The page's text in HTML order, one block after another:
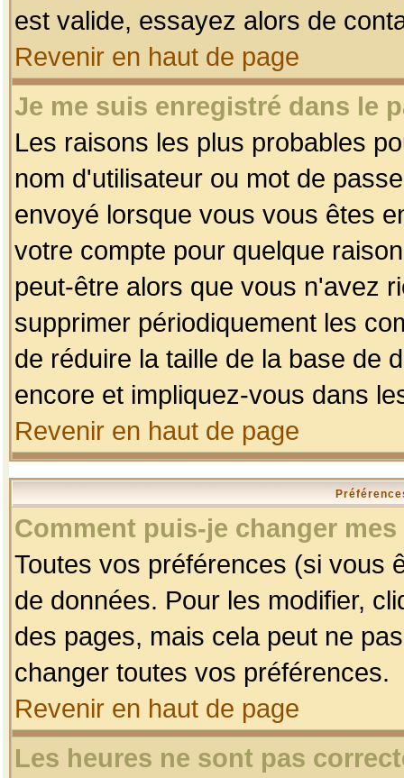
est valide, essayez alors de
Revenir en haut de page
Je me suis enregistré dans le
Les raisons les plus probables
nom d'utilisateur ou mot de
envoyé lorsque vous vous êtes
votre compte pour quelque
peut-être alors que vous n'avez
supprimer périodiquement les
de réduire la taille de la base de
encore et impliquez-vous dans
Revenir en haut de page
Comment puis-je changer
Toutes vos préférences (si vous
de données. Pour les modifier,
des pages, mais cela peut ne
changer toutes vos préférences.
Revenir en haut de page
Les heures ne sont pas